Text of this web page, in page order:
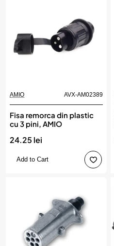
AMIO AVX-AM02389
Fisa remorca din plastic
cu 3 pini, AMIO
24.25 lei
Add to Cart